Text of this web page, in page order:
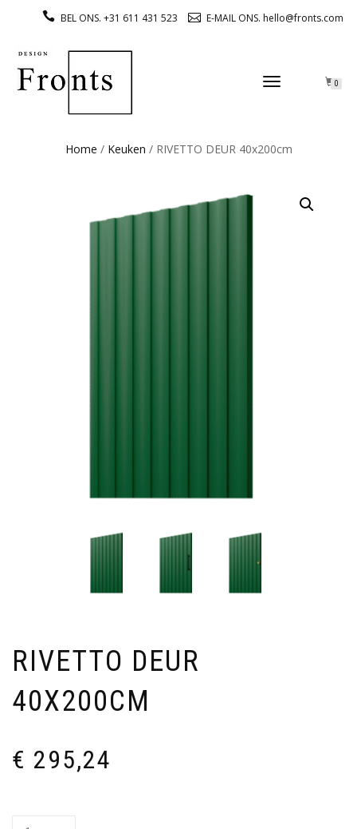
BEL ONS. +31 611 431 523 E-MAIL ONS. hello@fronts.com
TOGGLE
0
Home / Keuken / RIVETTO DEUR 40x200cm
RIVETTO DEUR
40X200CM
€ 295,24